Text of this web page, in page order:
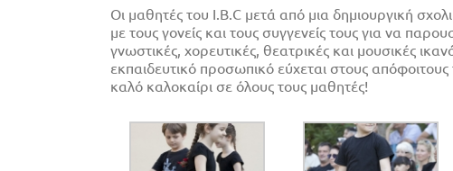
Οι μαθητές του I.B.C μετά από μια δημιουργική
με τους γονείς και τους συγγενείς τους για να
γνωστικές, χορευτικές, θεατρικές και μουσικές
εκπαιδευτικό προσωπικό εύχεται στους
καλό καλοκαίρι σε όλους τους μαθητές!